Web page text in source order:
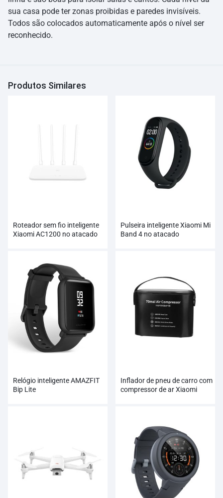
sua casa pode ter zonas proibidas e paredes invisíveis.
Todos são colocados automaticamente após o nível ser
reconhecido.
Produtos Similares
Roteador sem fio inteligente
Xiaomi AC1200 no atacado
Pulseira inteligente Xiaomi Mi
Band 4 no atacado
Relógio inteligente AMAZFIT
Bip Lite
Inflador de pneu de carro com
compressor de ar Xiaomi